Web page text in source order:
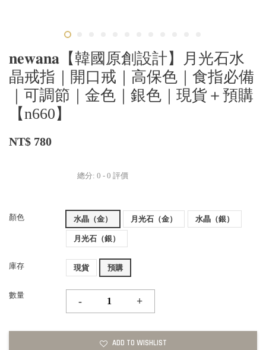
𝐧𝐞𝐰𝐚𝐧𝐚【韓國原創設計】月光石水
晶戒指｜開口戒｜高保色｜食指必備
｜可調節｜金色｜銀色｜現貨＋預購
【n660】
NT$ 780
總分: 0 - 0 評價
顏色 水晶（金） 月光石（金） 水晶（銀）
月光石（銀）
庫存 現貨 預購
數量
- +
ADD TO WISHLIST